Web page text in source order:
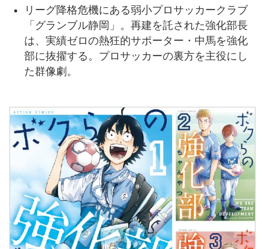
リーグ降格危機にある弱小プロサッカークラブ
「グランブル静岡」。再建を託された強化部長
は、実績ゼロの熱狂的サポーター・中馬を強化
部に抜擢する。プロサッカーの裏方を主役にし
た群像劇。